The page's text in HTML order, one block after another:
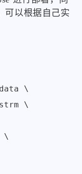
可以根据自己实
\
\
\